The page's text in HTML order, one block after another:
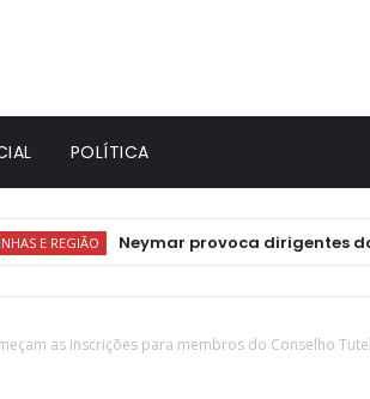
POLÍTICA
Neymar provoca dirigentes do Remo
as inscrições para membros do Conselho